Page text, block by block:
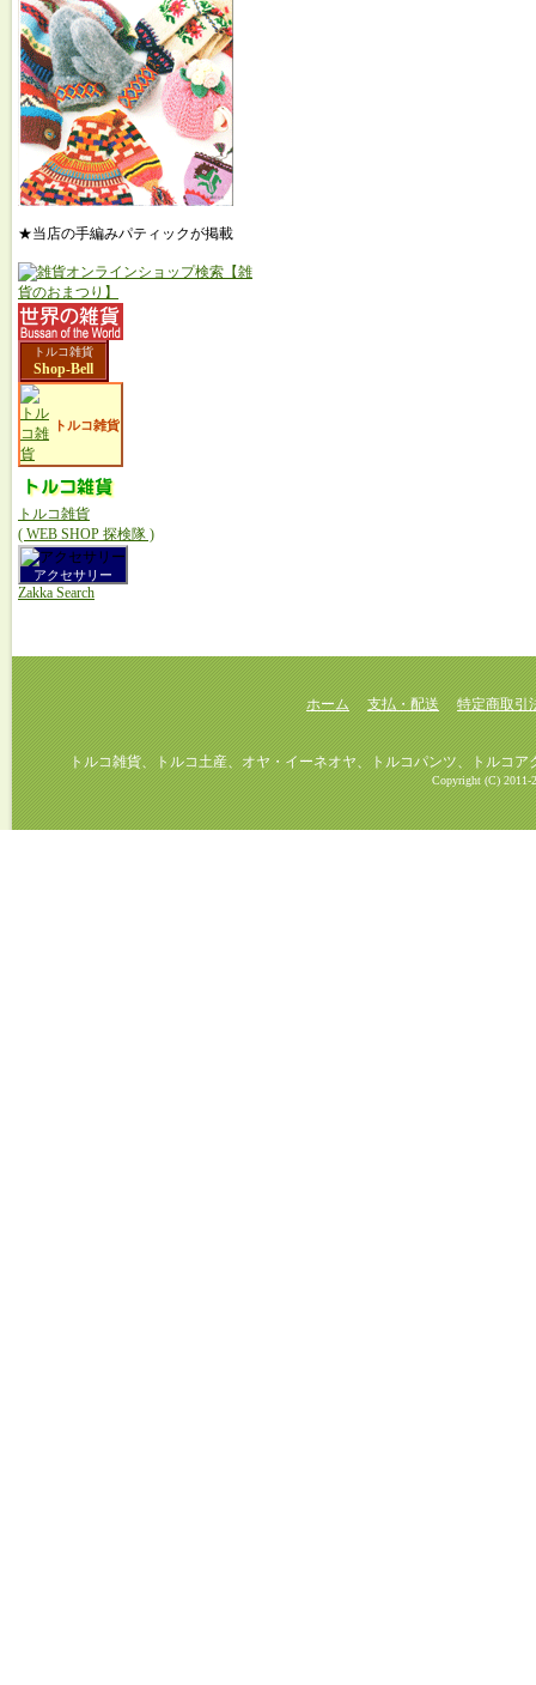
★当店の手編みパティックが掲載
トルコ雑貨
Shop-Bell
トルコ雑貨
トルコ雑貨
( WEB SHOP 探検隊 )
アクセサリー
Zakka Search
ホーム 支払・配送 特定商取引
トルコ雑貨、トルコ土産、オヤ・イーネオヤ、トルコパンツ、トルコアク
Copyright (C) 2011-